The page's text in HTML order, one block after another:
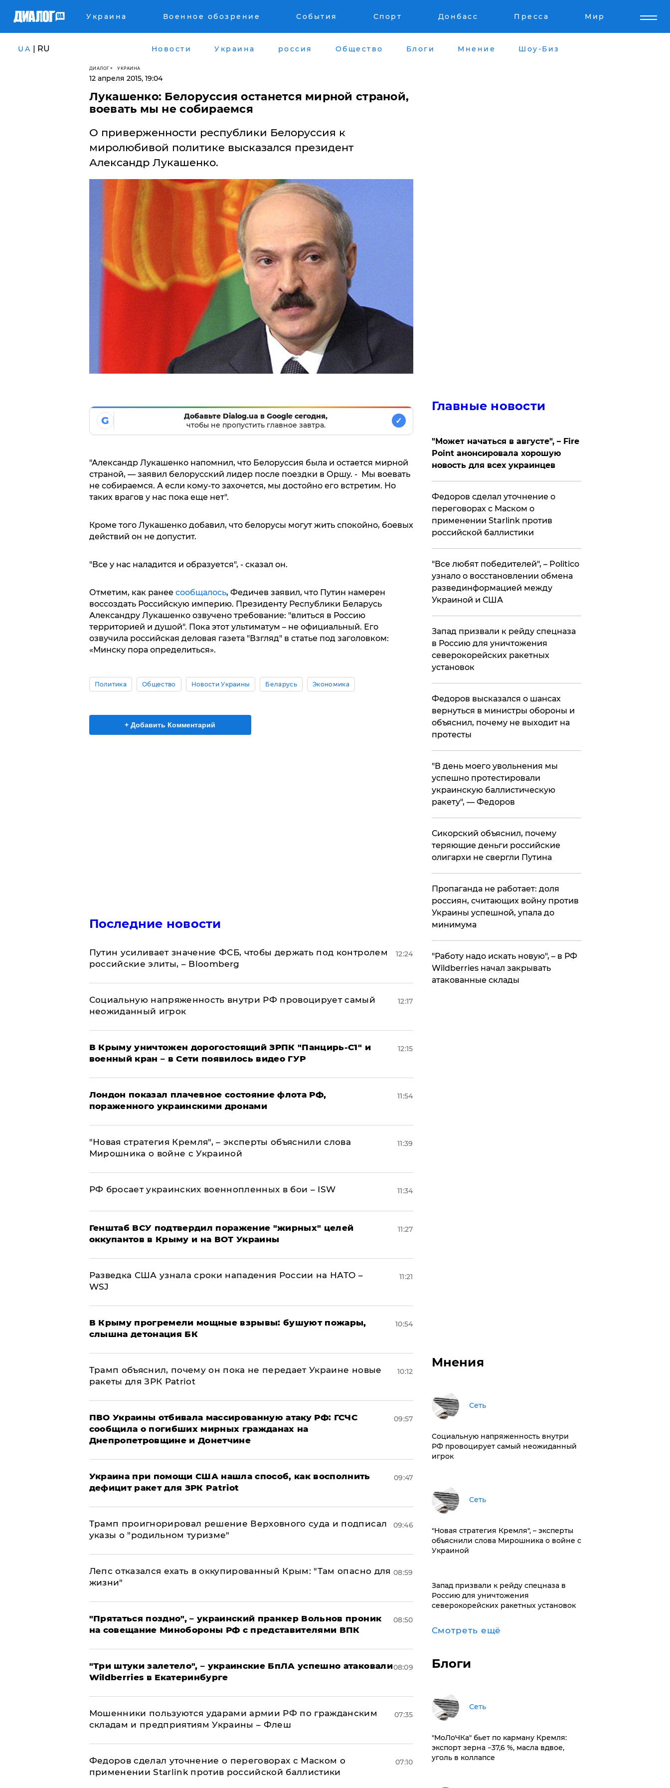
Украина Военное обозрение События Спорт Донбасс Пресса Мир
UA | RU Новости Украина россия Общество Блоги Мнение Шоу-Биз
ДИАЛОГ УКРАИНА
12 апреля 2015, 19:04
Лукашенко: Белоруссия останется мирной страной,
воевать мы не собираемся
О приверженности республики Белоруссия к
миролюбивой политике высказался президент
Александр Лукашенко.
G
Добавьте Dialog.ua в Google сегодня,
чтобы не пропустить главное завтра.
✓
"Александр Лукашенко напомнил, что Белоруссия была и остается мирной
страной, — заявил белорусский лидер после поездки в Оршу. - Мы воевать
не собираемся. А если кому-то захочется, мы достойно его встретим. Но
таких врагов у нас пока еще нет".
Кроме того Лукашенко добавил, что белорусы могут жить спокойно, боевых
действий он не допустит.
"Все у нас наладится и образуется", - сказал он.
Отметим, как ранее сообщалось, Федичев заявил, что Путин намерен
воссоздать Российскую империю. Президенту Республики Беларусь
Александру Лукашенко озвучено требование: "влиться в Россию
территорией и душой". Пока этот ультиматум – не официальный. Его
озвучила российская деловая газета "Взгляд" в статье под заголовком:
«Минску пора определиться».
Политика Общество Новости Украины Беларусь Экономика
+ Добавить Комментарий
Последние новости
Путин усиливает значение ФСБ, чтобы держать под контролем
российские элиты, – Bloomberg
12:24
Социальную напряженность внутри РФ провоцирует самый
неожиданный игрок
12:17
В Крыму уничтожен дорогостоящий ЗРПК "Панцирь-С1" и
военный кран – в Сети появилось видео ГУР
12:15
Лондон показал плачевное состояние флота РФ,
пораженного украинскими дронами
11:54
"Новая стратегия Кремля", – эксперты объяснили слова
Мирошника о войне с Украиной
11:39
РФ бросает украинских военнопленных в бои – ISW 11:34
Генштаб ВСУ подтвердил поражение "жирных" целей
оккупантов в Крыму и на ВОТ Украины
11:27
Разведка США узнала сроки нападения России на НАТО –
WSJ
11:21
В Крыму прогремели мощные взрывы: бушуют пожары,
слышна детонация БК
10:54
Трамп объяснил, почему он пока не передает Украине новые
ракеты для ЗРК Patriot
10:12
ПВО Украины отбивала массированную атаку РФ: ГСЧС
сообщила о погибших мирных гражданах на
Днепропетровщине и Донетчине
09:57
Украина при помощи США нашла способ, как восполнить
дефицит ракет для ЗРК Patriot
09:47
Трамп проигнорировал решение Верховного суда и подписал
указы о "родильном туризме"
09:46
Лепс отказался ехать в оккупированный Крым: "Там опасно для
жизни"
08:59
"Прятаться поздно", – украинский пранкер Вольнов проник
на совещание Минобороны РФ с представителями ВПК
08:50
"Три штуки залетело", – украинские БпЛА успешно атаковали
Wildberries в Екатеринбурге
08:09
Мошенники пользуются ударами армии РФ по гражданским
складам и предприятиям Украины – Флеш
07:35
Федоров сделал уточнение о переговорах с Маском о
применении Starlink против российской баллистики
07:10
Главные новости
"Может начаться в августе", – Fire
Point анонсировала хорошую
новость для всех украинцев
Федоров сделал уточнение о
переговорах с Маском о
применении Starlink против
российской баллистики
​"Все любят победителей", – Politico
узнало о восстановлении обмена
развединформацией между
Украиной и США
Запад призвали к рейду спецназа
в Россию для уничтожения
северокорейских ракетных
установок
Федоров высказался о шансах
вернуться в министры обороны и
объяснил, почему не выходит на
протесты
​"В день моего увольнения мы
успешно протестировали
украинскую баллистическую
ракету", — Федоров
Сикорский объяснил, почему
теряющие деньги российские
олигархи не свергли Путина
​Пропаганда не работает: доля
россиян, считающих войну против
Украины успешной, упала до
минимума
"Работу надо искать новую", – в РФ
Wildberries начал закрывать
атакованные склады
Мнения
Сеть
Социальную напряженность внутри
РФ провоцирует самый неожиданный
игрок
Сеть
"Новая стратегия Кремля", – эксперты
объяснили слова Мирошника о войне с
Украиной
Запад призвали к рейду спецназа в
Россию для уничтожения
северокорейских ракетных установок
Смотреть ещё
Блоги
Сеть
​"МоЛоЧКа" бьет по карману Кремля:
экспорт зерна −37,6 %, масла вдвое,
уголь в коллапсе